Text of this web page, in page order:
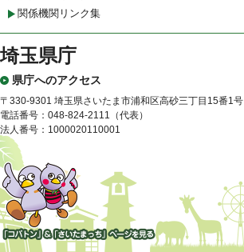
関係機関リンク集
埼玉県庁
県庁へのアクセス
〒330-9301 埼玉県さいたま市浦和区高砂三丁目15番1号
電話番号：048-824-2111（代表）
法人番号：1000020110001
「コバトン」&「さいたまっ